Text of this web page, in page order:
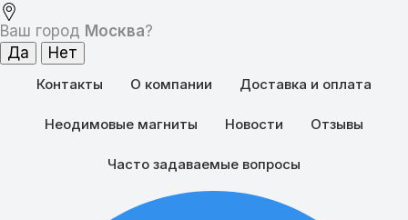
Ваш город Москва?
Контакты О компании Доставка и оплата
Неодимовые магниты Новости Отзывы
Часто задаваемые вопросы